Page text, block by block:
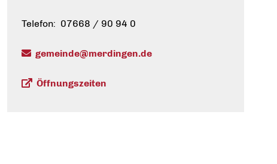
Telefon: 07668 / 90 94 0
gemeinde@merdingen.de
Öffnungszeiten